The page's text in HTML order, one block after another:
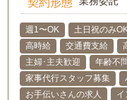
週1〜OK 土日祝のみ
高時給
交通費支給
主婦･主夫歓迎
年齢不
家事代行スタッフ募集
お手伝いさんの求人
イ